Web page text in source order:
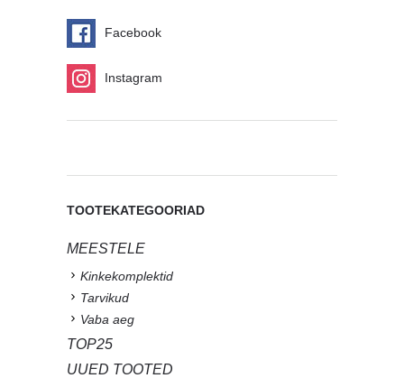
Facebook
Instagram
TOOTEKATEGOORIAD
MEESTELE
Kinkekomplektid
Tarvikud
Vaba aeg
TOP25
UUED TOOTED